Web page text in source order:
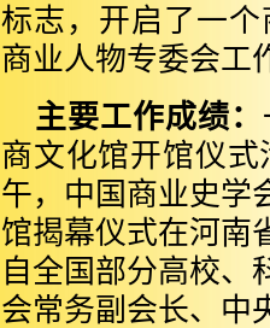
标志，开启了一
商业人物专委会工
主要工作成绩：
商文化馆开馆仪
午，中国商业史学
馆揭幕仪式在河南
自全国部分高校、
会常务副会长、中